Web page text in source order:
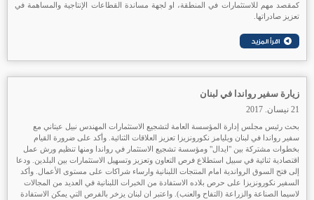
كمقصد مهم للاستثمارات في المنطقة، او لجهة مساندة القطاعات الإنتاجية والمساهمة في
تعزيز صادراتها.
زيارة سفير رواندا في لبنان
21 نيسان. 2017
بحث رئيس مجلس إدارة المؤسسة العامة لتشجيع الاستثمارات المهندس نبيل عيتاني مع
سفير رواندا في لبنان ويليامز نكورونزيزا تعزيز العلاقات الثنائية. وأكد على ضرورة القيام
بخطوات مشتركة بين "ايدال" ومؤسسة تشجيع الاستثمار في رواندا ومنها تنظيم ورش عمل
اقتصادية ثنائية في سبيل استطلاع فرص التعاون وتعزيز وتسهيل الاستثمارات بين البلدين. ودعا
إلى فتح السوق الرواندية امام المنتجات اللبنانية وارساء شراكات على مستوى الأعمال. وأكد
السفير نكورونزيزا على حرص بلاده الاستفادة من الخبرات اللبنانية في العديد من المجالات
لاسيما الصناعة والزراعة (التفاح والعنب). واعتبر ان لبنان يزخر بالفرص التي يمكن الاستفادة